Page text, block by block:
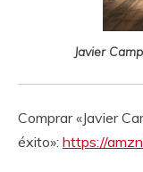
Javier
Comprar «Javier
éxito»: https://